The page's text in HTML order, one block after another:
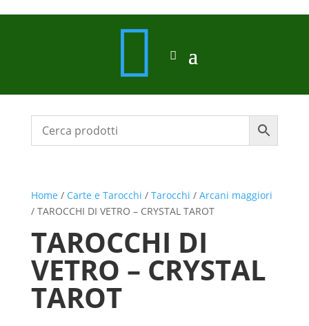

Home / Carte e Tarocchi / Tarocchi / Arcani maggiori
/ TAROCCHI DI VETRO – CRYSTAL TAROT
TAROCCHI DI
VETRO – CRYSTAL
TAROT